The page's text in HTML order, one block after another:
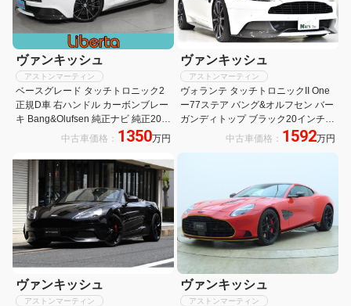
ヴァンキッシュ
アストンマーティン
ベースグレード タッチトロニック2
正規D車 右ハンドル カーボンブレー
キ Bang&Olufsen 純正ナビ 純正20イ
ンチAW バックカメラ ブラックレザ
シート ETC
中古車価格： 1350万円
ヴァンキッシュ
アストンマーティン
ヴォランテ タッチトロニックII One
ー77ステア バング&オルフセン バー
ガンディトップ ブラック20インチ
AW ベンチレーテッドS 赤キャリパ
中古車価格： 1592万円
ヴァンキッシュ
アストンマーティン
ヴァンキッシュ
アストンマーティン